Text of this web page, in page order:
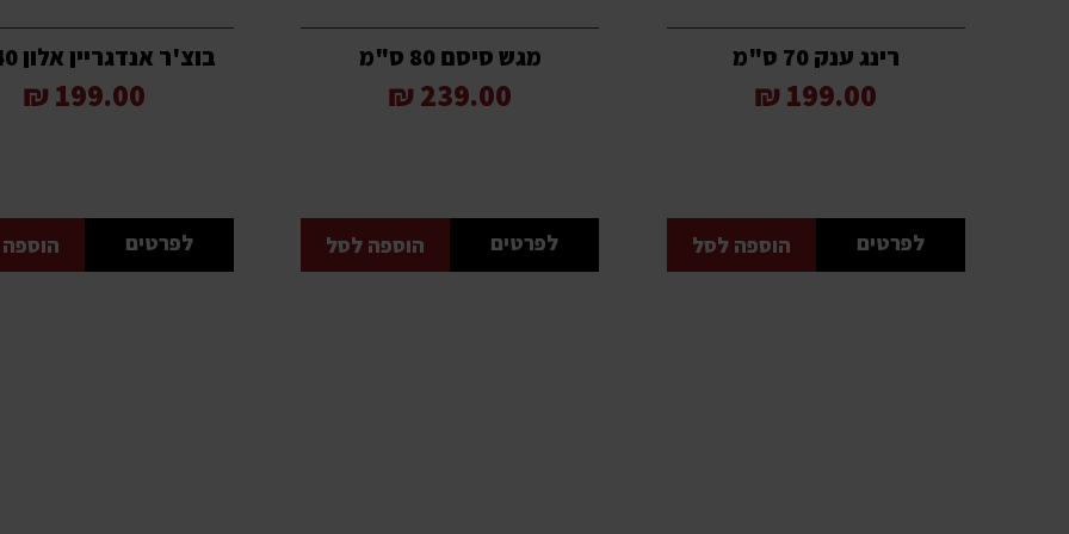
רינג ענק 70 ס"מ
199.00 ₪
לפרטים הוספה לסל
מגש סיסם 80 ס"מ
239.00 ₪
לפרטים הוספה לסל
בוצ'ר אנדגריין אלון 30x40
199.00 ₪
לפרטים